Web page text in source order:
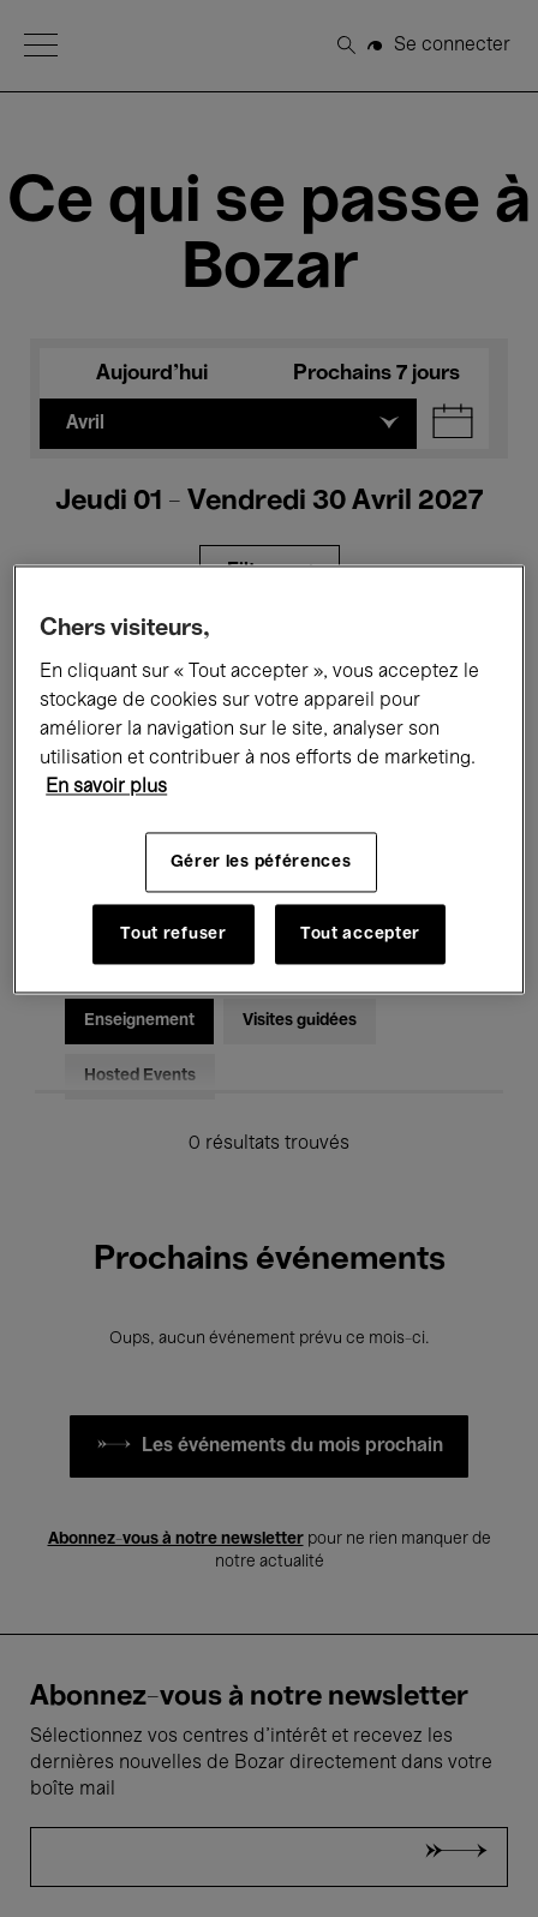
Open Menu
Rechercher
Se connecter
Ce qui se passe à
Bozar
Aujourd'hui Prochains 7 jours
Avril
Jeudi 01 - Vendredi 30 Avril 2027
Filtres
Expositions Films Performances
Rencontres & Débats Jazz
Musique électronique
Pour tous Kids’ Palace
Enseignement Visites guidées
Hosted Events
0 résultats trouvés
Prochains événements
Oups, aucun événement prévu ce mois-ci.
Les événements du mois prochain
Abonnez-vous à notre newsletterpour ne rien manquer de
notre actualité
Abonnez-vous à notre newsletter
Sélectionnez vos centres d'intérêt et recevez les
dernières nouvelles de Bozar directement dans votre
boîte mail
Chers visiteurs,
En cliquant sur « Tout accepter », vous acceptez le
stockage de cookies sur votre appareil pour
améliorer la navigation sur le site, analyser son
utilisation et contribuer à nos efforts de marketing.
En savoir plus
Gérer les péférences
Tout refuser Tout accepter